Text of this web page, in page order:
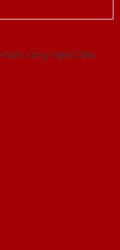
công nghệ Châu
Việt Nam!